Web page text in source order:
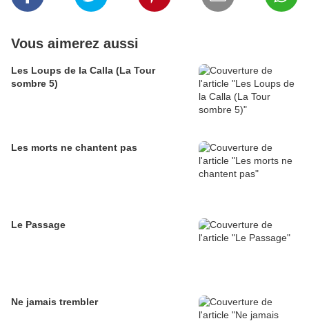
Vous aimerez aussi
Les Loups de la Calla (La Tour
sombre 5)
Les morts ne chantent pas
Le Passage
Ne jamais trembler